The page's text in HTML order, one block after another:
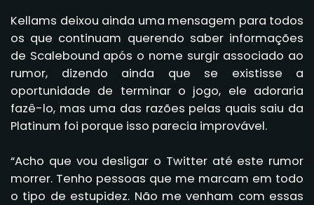
Kellams deixou ainda uma mensagem para todos
os que continuam querendo saber informações
de Scalebound após o nome surgir associado ao
rumor, dizendo ainda que se existisse a
oportunidade de terminar o jogo, ele adoraria
fazê-lo, mas uma das razões pelas quais saiu da
Platinum foi porque isso parecia improvável.
“Acho que vou desligar o Twitter até este rumor
morrer. Tenho pessoas que me marcam em todo
o tipo de estupidez. Não me venham com essas